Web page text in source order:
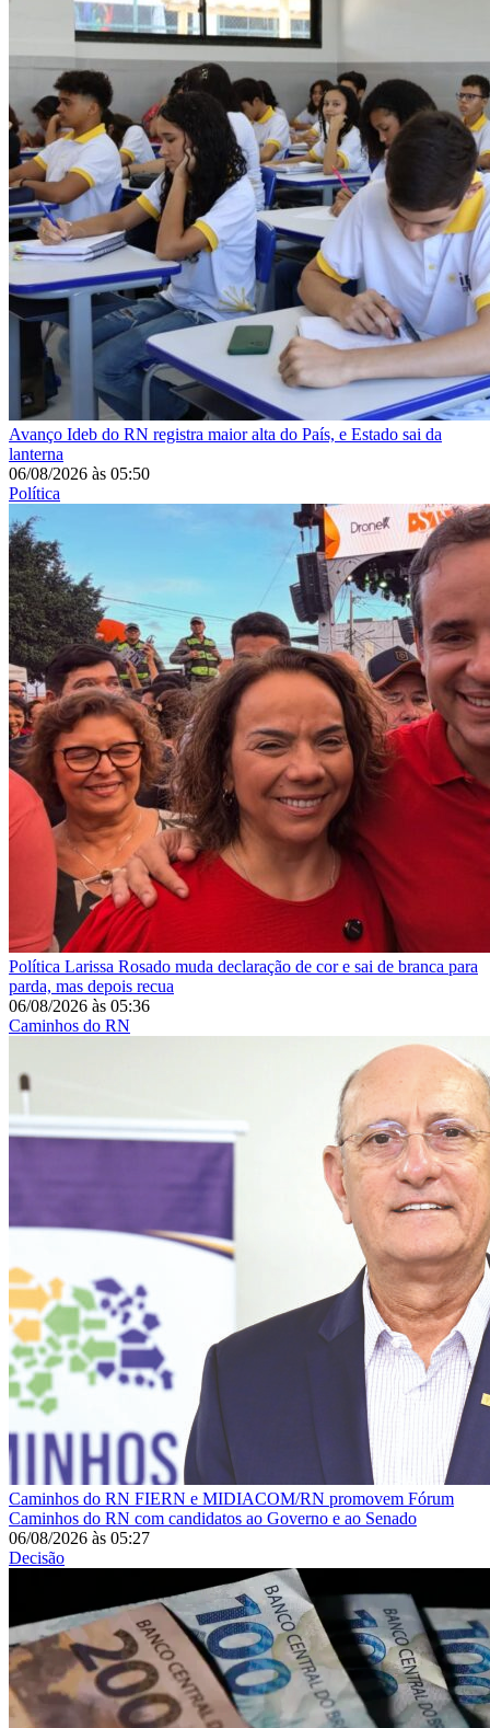
Avanço Ideb do RN registra maior alta do País, e Estado sai da
lanterna
06/08/2026 às 05:50
Política
Política Larissa Rosado muda declaração de cor e sai de branca para
parda, mas depois recua
06/08/2026 às 05:36
Caminhos do RN
Caminhos do RN FIERN e MIDIACOM/RN promovem Fórum
Caminhos do RN com candidatos ao Governo e ao Senado
06/08/2026 às 05:27
Decisão